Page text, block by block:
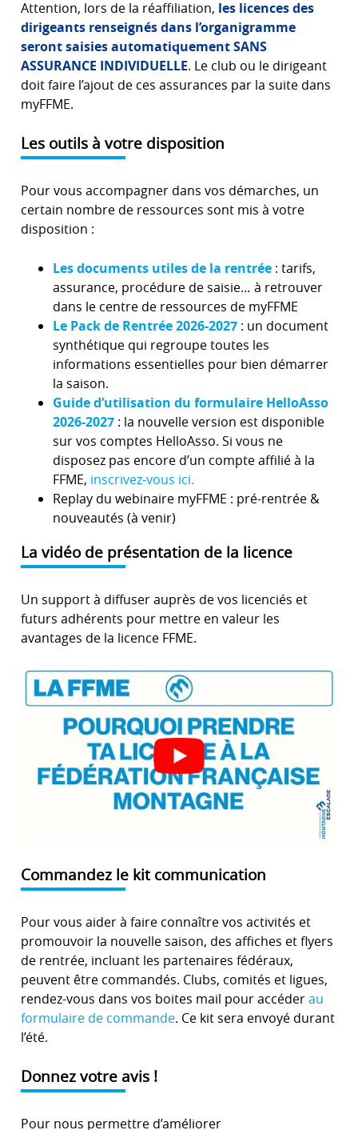
Attention, lors de la réaffiliation, les licences des
dirigeants renseignés dans l’organigramme
seront saisies automatiquementSANS
ASSURANCE INDIVIDUELLE. Le club ou le dirigeant
doit faire l’ajout de ces assurances par la suite dans
myFFME.
Les outils à votre disposition
Pour vous accompagner dans vos démarches, un
certain nombre de ressources sont mis à votre
disposition :
Les documents utiles de la rentrée : tarifs,
assurance, procédure de saisie… à retrouver
dans le centre de ressources de myFFME
Le Pack de Rentrée 2026-2027 : un document
synthétique qui regroupe toutes les
informations essentielles pour bien démarrer
la saison.
Guide d’utilisation du formulaire HelloAsso
2026-2027 : la nouvelle version est disponible
sur vos comptes HelloAsso. Si vous ne
disposez pas encore d’un compte affilié à la
FFME, inscrivez-vous ici.
Replay du webinaire myFFME : pré-rentrée &
nouveautés (à venir)
La vidéo de présentation de la licence
Un support à diffuser auprès de vos licenciés et
futurs adhérents pour mettre en valeur les
avantages de la licence FFME.
Commandez le kit communication
Pour vous aider à faire connaître vos activités et
promouvoir la nouvelle saison, des affiches et flyers
de rentrée, incluant les partenaires fédéraux,
peuvent être commandés. Clubs, comités et ligues,
rendez-vous dans vos boites mail pour accéderau
formulaire de commande. Ce kit sera envoyé durant
l’été.
Donnez votre avis !
Pour nous permettre d’améliorer